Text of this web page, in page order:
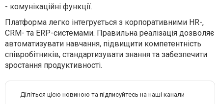
- комунікаційні функції.
Платформа легко інтегрується з корпоративними HR-,
CRM- та ERP-системами. Правильна реалізація дозволяє
автоматизувати навчання, підвищити компетентність
співробітників, стандартизувати знання та забезпечити
зростання продуктивності.
Діліться цією новиною та підписуйтесь на наші канали